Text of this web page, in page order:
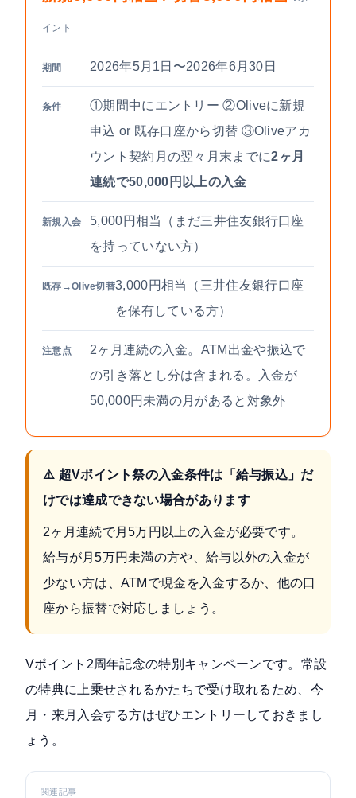
イント
期間 2026年5月1日〜2026年6月30日
条件
①期間中にエントリー ②Oliveに新規
申込 or 既存口座から切替 ③Oliveアカ
ウント契約月の翌々月末までに2ヶ月
連続で50,000円以上の入金
新規入会
5,000円相当（まだ三井住友銀行口座
を持っていない方）
既存→Olive切替3,000円相当（三井住友銀行口座
を保有している方）
注意点
2ヶ月連続の入金。ATM出金や振込で
の引き落とし分は含まれる。入金が
50,000円未満の月があると対象外
⚠️ 超Vポイント祭の入金条件は「給与振込」だ
けでは達成できない場合があります
2ヶ月連続で月5万円以上の入金が必要です。
給与が月5万円未満の方や、給与以外の入金が
少ない方は、ATMで現金を入金するか、他の口
座から振替で対応しましょう。
Vポイント2周年記念の特別キャンペーンです。常設
の特典に上乗せされるかたちで受け取れるため、今
月・来月入会する方はぜひエントリーしておきまし
ょう。
関連記事